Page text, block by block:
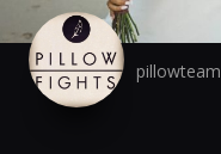
pillowteam